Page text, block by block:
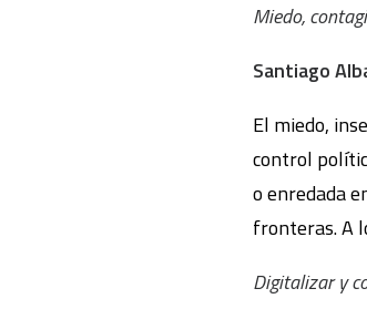
Miedo,
Santiago
El miedo,
control
o enredada
fronteras. A
Digitalizar y